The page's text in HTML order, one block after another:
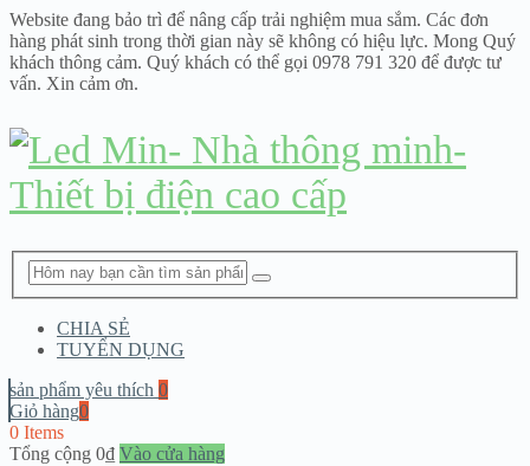
Website đang bảo trì để nâng cấp trải nghiệm mua sắm. Các đơn
hàng phát sinh trong thời gian này sẽ không có hiệu lực. Mong Quý
khách thông cảm. Quý khách có thể gọi 0978 791 320 để được tư
vấn. Xin cảm ơn.
CHIA SẺ
TUYỂN DỤNG
sản phẩm yêu thích 0
Giỏ hàng0
0 Items
Tổng cộng 0₫ Vào cửa hàng